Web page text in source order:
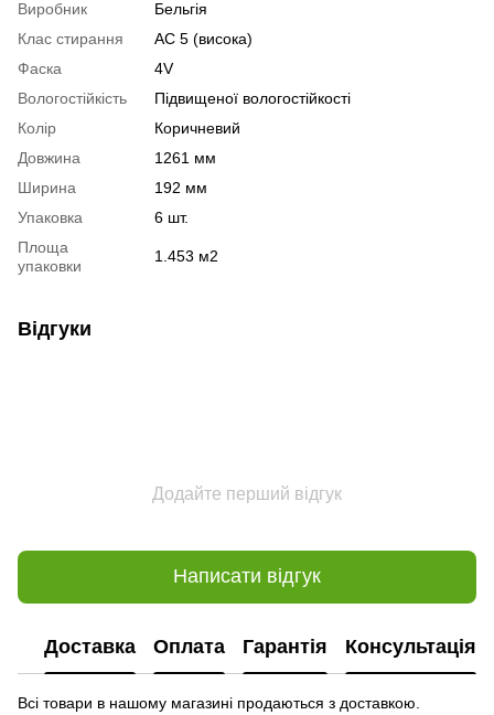
Виробник
Бельгія
Клас стирання
АС 5 (висока)
Фаска
4V
Вологостійкість
Підвищеної вологостійкості
Колір
Коричневий
Довжина
1261 мм
Ширина
192 мм
Упаковка
6 шт.
Площа
упаковки
1.453 м2
Відгуки
Додайте перший відгук
Написати відгук
Доставка Оплата Гарантія Консультація
Всі товари в нашому магазині продаються з доставкою.